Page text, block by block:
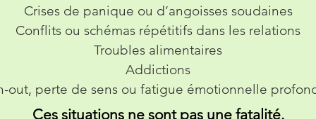
Crises de panique ou d’angoisses soudaines
Conflits ou schémas répétitifs dans les relations
Troubles alimentaires
Addictions
out, perte de sens ou fatigue émotionnelle
Ces situations ne sont pas une fatalité.